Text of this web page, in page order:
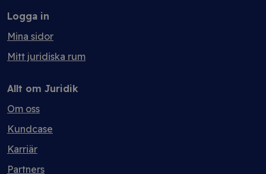
Logga in
Mina sidor
Mitt juridiska rum
Allt om Juridik
Om oss
Kundcase
Karriär
Partners